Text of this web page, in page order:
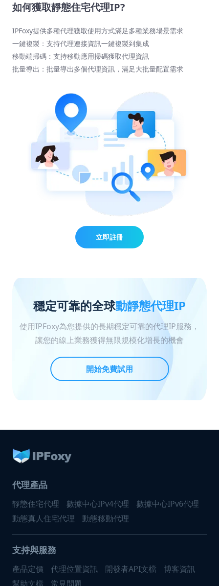
如何獲取靜態住宅代理IP?
IPFoxy提供多種代理獲取使用方式滿足多種業務場景需求
一鍵複製：支持代理連接資訊一鍵複製到集成
移動端掃碼：支持移動應用掃碼獲取代理資訊
批量導出：批量導出多個代理資訊，滿足大批量配置需求
立即註冊
穩定可靠的全球動靜態代理IP
使用IPFoxy為您提供的長期穩定可靠的代理IP服務，
讓您的線上業務獲得無限規模化增長的機會
開始免費試用
代理產品
靜態住宅代理 數據中心IPv4代理
數據中心IPv6代理
動態真人住宅代理
動態移動代理
支持與服務
產品定價 代理位置資訊 開發者API文檔
博客資訊
幫助文檔
常見問題